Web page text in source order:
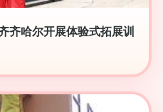
哈尔开展体验式拓展训